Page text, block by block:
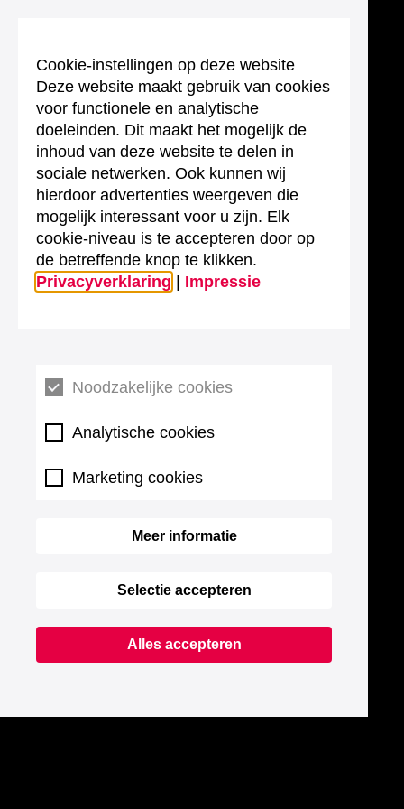
Cookie-instellingen op deze website
Deze website maakt gebruik van cookies
voor functionele en analytische
doeleinden. Dit maakt het mogelijk de
inhoud van deze website te delen in
sociale netwerken. Ook kunnen wij
hierdoor advertenties weergeven die
mogelijk interessant voor u zijn. Elk
cookie-niveau is te accepteren door op
de betreffende knop te klikken.
Privacyverklaring
Impressie
Noodzakelijke cookies
Analytische cookies
Marketing cookies
Meer informatie
Selectie accepteren
Alles accepteren